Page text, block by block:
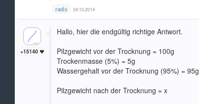
radix 24.10.2014
+15140
Hallo, hier die endgültig richtige Antwort.
Pilzgewicht vor der Trocknung = 100g
Trockenmasse (5%) = 5g
Wassergehalt vor der Trocknung (95%) = 95g
Pilzgewicht nach der Trocknung = x